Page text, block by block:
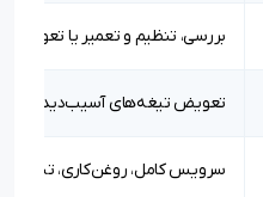
بررسی، تنظیم و تعمیر یا تعویض
تعویض تیغه‌های آسیب‌دیده،
سرویس کامل، روغن‌کاری، تنظیم